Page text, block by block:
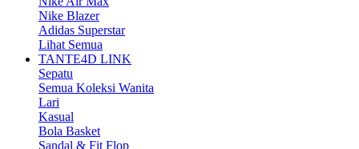
Nike Blazer
Adidas Superstar
Lihat Semua
TANTE4D LINK
Sepatu
Semua Koleksi Wanita
Lari
Kasual
Bola Basket
Sandal & Fit Flop